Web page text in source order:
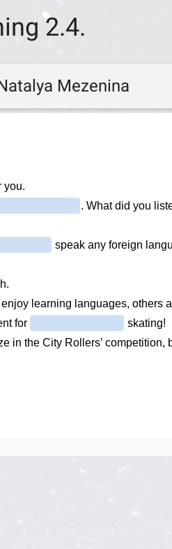
2.4.
Mezenina